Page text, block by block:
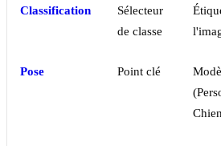
Classification
Sélecteur
de classe
Pose Point clé